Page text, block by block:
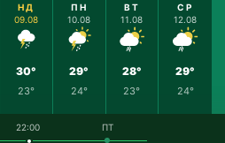
НД
09.08
30°
23°
ПН
10.08
29°
24°
ВТ
11.08
28°
23°
СР
12.08
29°
24°
22:00 ПТ